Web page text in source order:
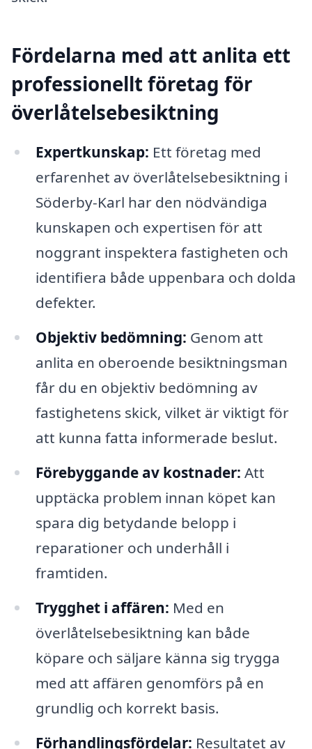
Fördelarna med att anlita ett
professionellt företag för
överlåtelsebesiktning
Expertkunskap: Ett företag med
erfarenhet av överlåtelsebesiktning i
Söderby-Karl har den nödvändiga
kunskapen och expertisen för att
noggrant inspektera fastigheten och
identifiera både uppenbara och dolda
defekter.
Objektiv bedömning: Genom att
anlita en oberoende besiktningsman
får du en objektiv bedömning av
fastighetens skick, vilket är viktigt för
att kunna fatta informerade beslut.
Förebyggande av kostnader: Att
upptäcka problem innan köpet kan
spara dig betydande belopp i
reparationer och underhåll i
framtiden.
Trygghet i affären: Med en
överlåtelsebesiktning kan både
köpare och säljare känna sig trygga
med att affären genomförs på en
grundlig och korrekt basis.
Förhandlingsfördelar: Resultatet av